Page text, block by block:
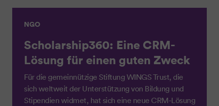
NGO
Scholarship360: Eine CRM-
Lösung für einen guten Zweck
Für die gemeinnützige Stiftung WINGS Trust, die
sich weltweit der Unterstützung von Bildung und
Stipendien widmet, hat sich eine neue CRM-Lösung